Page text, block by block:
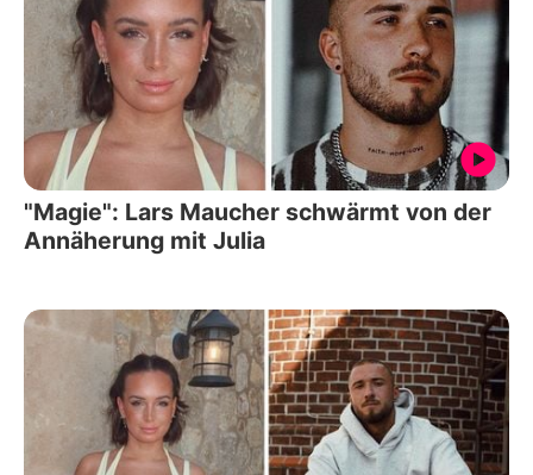
"Magie": Lars Maucher schwärmt von der
Annäherung mit Julia